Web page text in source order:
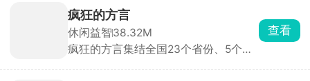
疯狂的方言
休闲益智38.32M
疯狂的方言集结全国23个省份、5个自
查看